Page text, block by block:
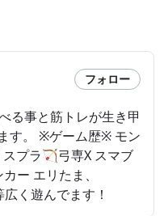
フォロー
る事と筋トレが生き甲
す。 ※ゲーム歴※ モン
プラ🏹弓専X スマブ
ー エリたま、
く遊んでます！